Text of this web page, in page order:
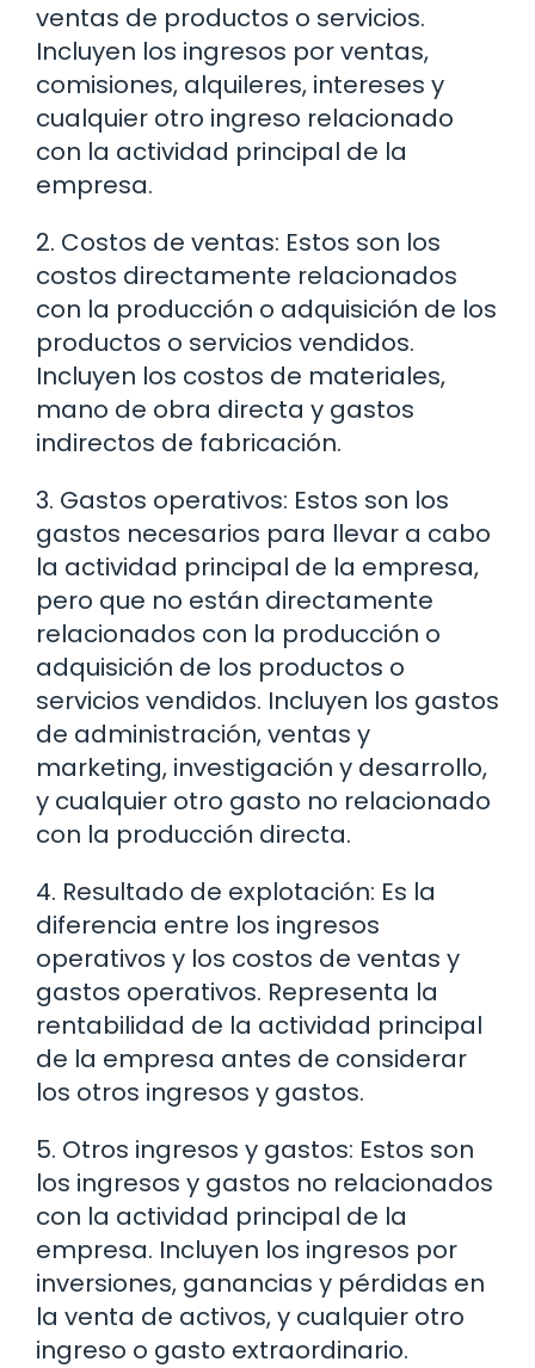
ventas de productos o servicios.
Incluyen los ingresos por ventas,
comisiones, alquileres, intereses y
cualquier otro ingreso relacionado
con la actividad principal de la
empresa.
2. Costos de ventas: Estos son los
costos directamente relacionados
con la producción o adquisición de los
productos o servicios vendidos.
Incluyen los costos de materiales,
mano de obra directa y gastos
indirectos de fabricación.
3. Gastos operativos: Estos son los
gastos necesarios para llevar a cabo
la actividad principal de la empresa,
pero que no están directamente
relacionados con la producción o
adquisición de los productos o
servicios vendidos. Incluyen los gastos
de administración, ventas y
marketing, investigación y desarrollo,
y cualquier otro gasto no relacionado
con la producción directa.
4. Resultado de explotación: Es la
diferencia entre los ingresos
operativos y los costos de ventas y
gastos operativos. Representa la
rentabilidad de la actividad principal
de la empresa antes de considerar
los otros ingresos y gastos.
5. Otros ingresos y gastos: Estos son
los ingresos y gastos no relacionados
con la actividad principal de la
empresa. Incluyen los ingresos por
inversiones, ganancias y pérdidas en
la venta de activos, y cualquier otro
ingreso o gasto extraordinario.